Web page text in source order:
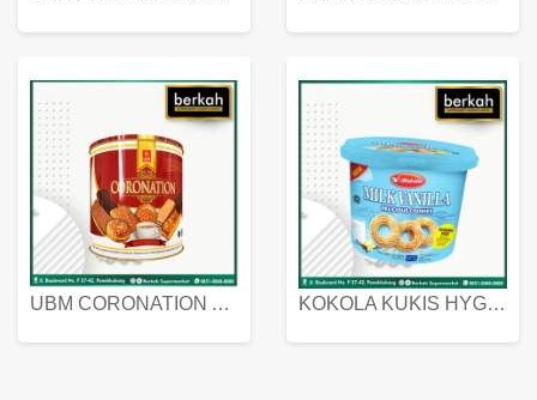
UBM CORONATION ASSORTED BISKUIT KALENG 450 GRAM KOKOLA KUKIS HYGIENIC MILK VANILLA PACK 320 GR